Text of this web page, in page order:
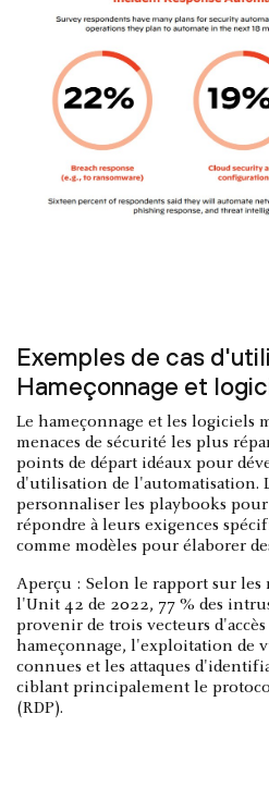
Exemples de cas
Hameçonnage et
Le hameçonnage et les logiciels
menaces de sécurité les plus
points de départ idéaux pour
d'utilisation de l'automatisation.
personnaliser les playbooks pour
répondre à leurs exigences
comme modèles pour élaborer
Aperçu : Selon le rapport sur les
l'Unit 42 de 2022, 77 % des
provenir de trois vecteurs
hameçonnage, l'exploitation de
connues et les attaques
ciblant principalement le
(RDP).